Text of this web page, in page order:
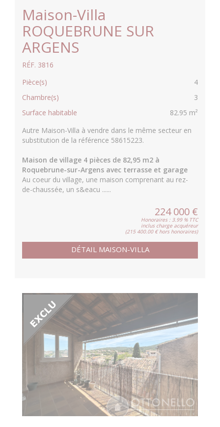
Maison-Villa
ROQUEBRUNE SUR
ARGENS
RÉF. 3816
Pièce(s)
4
Chambre(s)
3
Surface habitable
82.95 m²
Autre Maison-Villa à vendre dans le même secteur en
substitution de la référence 58615223.
Maison de village 4 pièces de 82,95 m2 à
Roquebrune-sur-Argens avec terrasse et garage
Au coeur du village, une maison comprenant au rez-
de-chaussée, un s&eacu ......
224 000 €
Honoraires : 3.99 % TTC
inclus charge acquéreur
(215 400.00 € hors honoraires)
DÉTAIL MAISON-VILLA